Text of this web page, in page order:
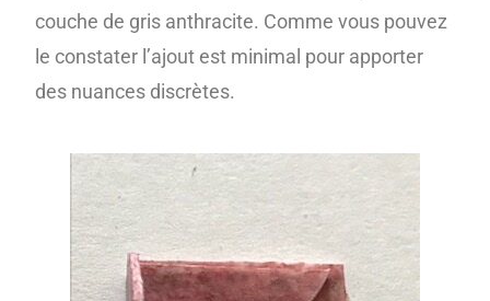
couche de gris anthracite. Comme vous pouvez
le constater l’ajout est minimal pour apporter
des nuances discrètes.